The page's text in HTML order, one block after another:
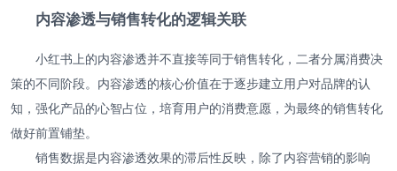
内容渗透与销售转化的逻辑关联
小红书上的内容渗透并不直接等同于销售转化，二者分属消费决
策的不同阶段。内容渗透的核心价值在于逐步建立用户对品牌的认
知，强化产品的心智占位，培育用户的消费意愿，为最终的销售转化
做好前置铺垫。
销售数据是内容渗透效果的滞后性反映，除了内容营销的影响